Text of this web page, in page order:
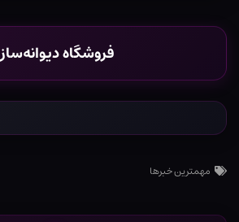
فروشگاه دیوانه‌ساز
مهمترین خبرها